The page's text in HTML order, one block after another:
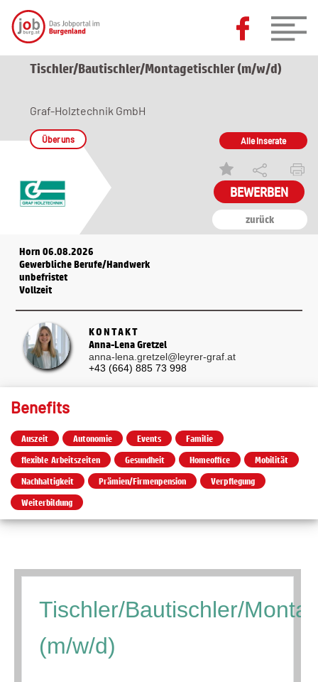
Tischler/Bautischler/Montagetischler (m/w/d)
zurück
Graf-Holztechnik GmbH
Über uns Alle Inserate
Horn 06.08.2026
Gewerbliche Berufe/Handwerk
unbefristet
Vollzeit
KONTAKT
Anna-Lena Gretzel
anna-lena.gretzel@leyrer-graf.at
+43 (664) 885 73 998
Benefits
Auszeit Autonomie Events
Familie
flexible Arbeitszeiten
Gesundheit Homeoffice
Mobilität
Nachhaltigkeit
Prämien/Firmenpension
Verpflegung
Weiterbildung